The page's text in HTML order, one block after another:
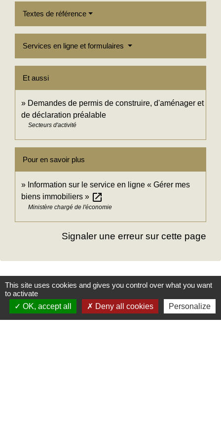
Textes de référence
Services en ligne et formulaires
Et aussi
Demandes de permis de construire, d'aménager et
de déclaration préalable
Secteurs d'activité
Pour en savoir plus
Information sur le service en ligne « Gérer mes
biens immobiliers » open_in_new
Ministère chargé de l'économie
Signaler une erreur sur cette page
Mairie
Commune des Loges
This site uses cookies and gives you control over what you want
to activate
OK, accept all
Deny all cookies Personalize